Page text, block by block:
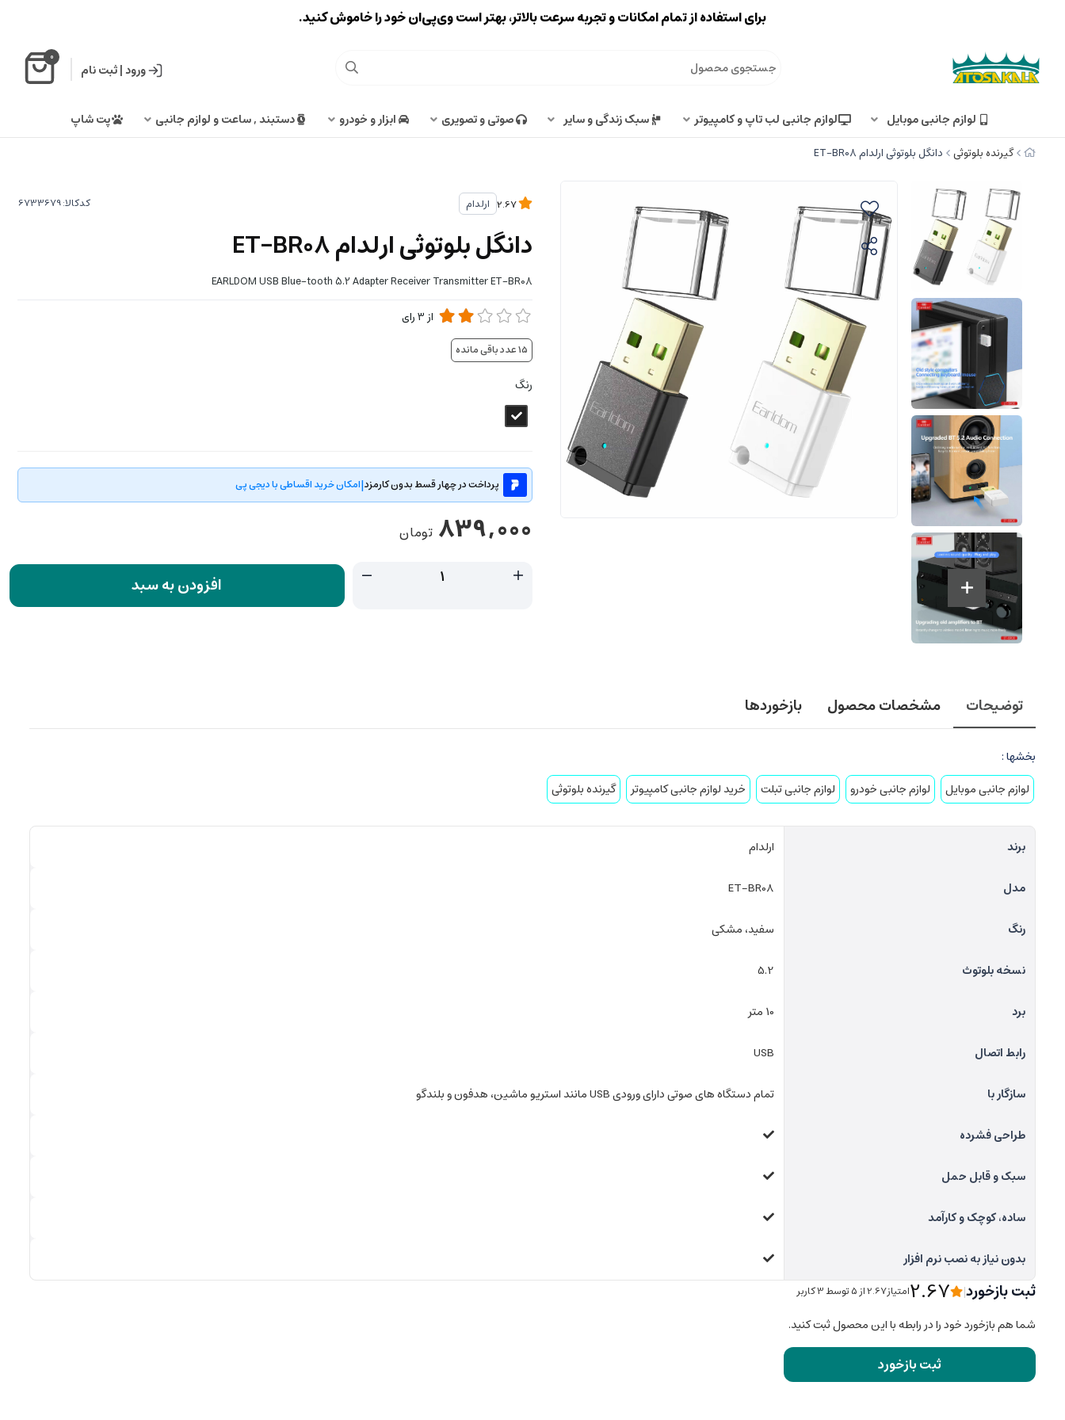
برای استفاده از تمام امکانات و تجربه سرعت بالاتر، بهتر است وی‌پی‌ان خود را خاموش کنید.
ورود|ثبت نام
0
لوازم جانبی موبایل لوازم جانبی لب تاپ و کامپیوتر سبک زندگی و سایر صوتی و تصویری ابزار و خودرو دستبند , ساعت و لوازم جانبی پت شاپ
گیرنده بلوتوثی دانگل بلوتوثی ارلدام ET-BR08
ارلدام کدکالا:
دانگل بلوتوثی ارلدام ET-BR08
EARLDOM USB Blue-tooth 5.2 Adapter Receiver Transmitter ET-BR08
از3رای
15عدد باقی مانده
رنگ
پرداخت در چهار قسط بدون کارمزد|امکان خرید اقساطی با دیجی پی
839,000 تومان
افزودن به سبد
توضیحات مشخصات محصول بازخوردها
بخشها :
لوازم جانبی موبایل
لوازم جانبی خودرو لوازم جانبی تبلت خرید لوازم جانبی کامپیوتر گیرنده بلوتوثی
برند ارلدام
مدل ET-BR08
رنگ سفید، مشکی
نسخه بلوتوث 5.2
برد 10 متر
رابط اتصال USB
سازگار با تمام دستگاه های صوتی دارای ورودی USB مانند استریو ماشین، هدفون و بلندگو
طراحی فشرده
سبک و قابل حمل
ساده، کوچک و کارآمد
بدون نیاز به نصب نرم افزار
ثبت بازخورد|
2.67امتیاز2.67 از ۵ توسط 3 کاربر
شما هم بازخورد خود را در رابطه با این محصول ثبت کنید.
ثبت بازخورد